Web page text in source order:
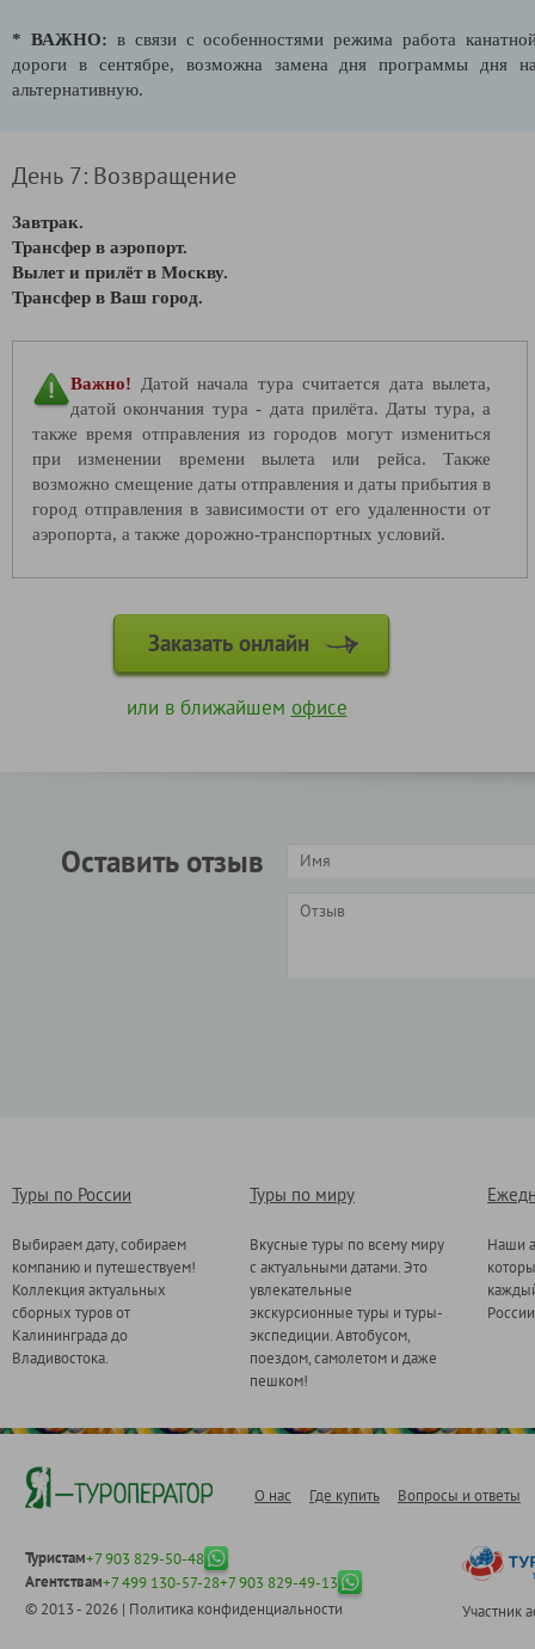
* ВАЖНО: в связи с особенностями режима работа
дороги в сентябре, возможна замена дня программы дня
альтернативную.
День 7: Возвращение
Завтрак.
Трансфер в аэропорт.
Вылет и прилёт в Москву.
Трансфер в Ваш город.
Важно! Датой начала тура считается дата вылета,
датой окончания тура - дата прилёта. Даты тура, а
также время отправления из городов могут измениться
при изменении времени вылета или рейса. Также
возможно смещение даты отправления и даты прибытия в
город отправления в зависимости от его удаленности от
аэропорта, а также дорожно-транспортных условий.
Заказать онлайн
или в ближайшем офисе
Оставить отзыв
Туры по России
Выбираем дату, собираем
компанию и путешествуем!
Коллекция актуальных
сборных туров от
Калининграда до
Владивостока.
Туры по миру
Вкусные туры по всему миру
с актуальными датами. Это
увлекательные
экскурсионные туры и туры-
экспедиции. Автобусом,
поездом, самолетом и даже
пешком!
Наши
О нас Где купить Вопросы и ответы
Туристам+7 903 829-50-48
Агентствам+7 499 130-57-28+7 903 829-49-13
© 2013 - 2026 | Политика конфиденциальности Участник